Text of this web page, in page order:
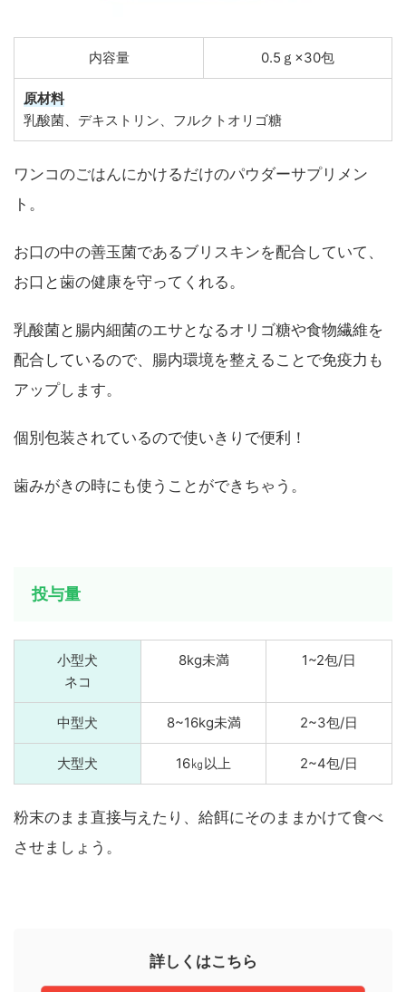
内容量 0.5ｇ×30包
原材料
乳酸菌、デキストリン、フルクトオリゴ糖
ワンコのごはんにかけるだけのパウダーサプリメン
ト。
お口の中の善玉菌であるブリスキンを配合していて、
お口と歯の健康を守ってくれる。
乳酸菌と腸内細菌のエサとなるオリゴ糖や食物繊維を
配合しているので、腸内環境を整えることで免疫力も
アップします。
個別包装されているので使いきりで便利！
歯みがきの時にも使うことができちゃう。
投与量
小型犬
ネコ
8kg未満 1~2包/日
中型犬 8~16kg未満 2~3包/日
大型犬 16㎏以上 2~4包/日
粉末のまま直接与えたり、給餌にそのままかけて食べ
させましょう。
詳しくはこちら